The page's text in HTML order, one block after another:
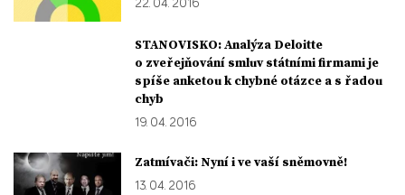
22. 04. 2016
STANOVISKO: Analýza Deloitte
o zveřejňování smluv státními firmami je
spíše anketou k chybné otázce a s řadou
chyb
19. 04. 2016
Zatmívači: Nyní i ve vaší sněmovně!
13. 04. 2016